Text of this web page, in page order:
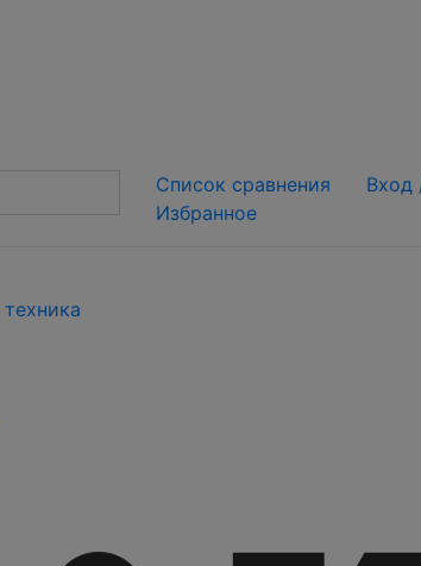
Список сравнения
Избранное
Вход